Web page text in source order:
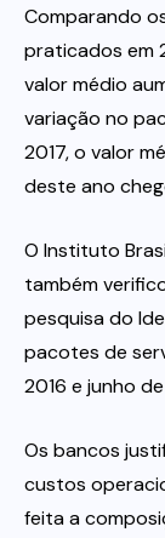
Comparando
praticados em
valor médio
variação no
2017, o valor
deste ano
O Instituto
também
pesquisa do
pacotes de
2016 e junho
Os bancos
custos
feita a